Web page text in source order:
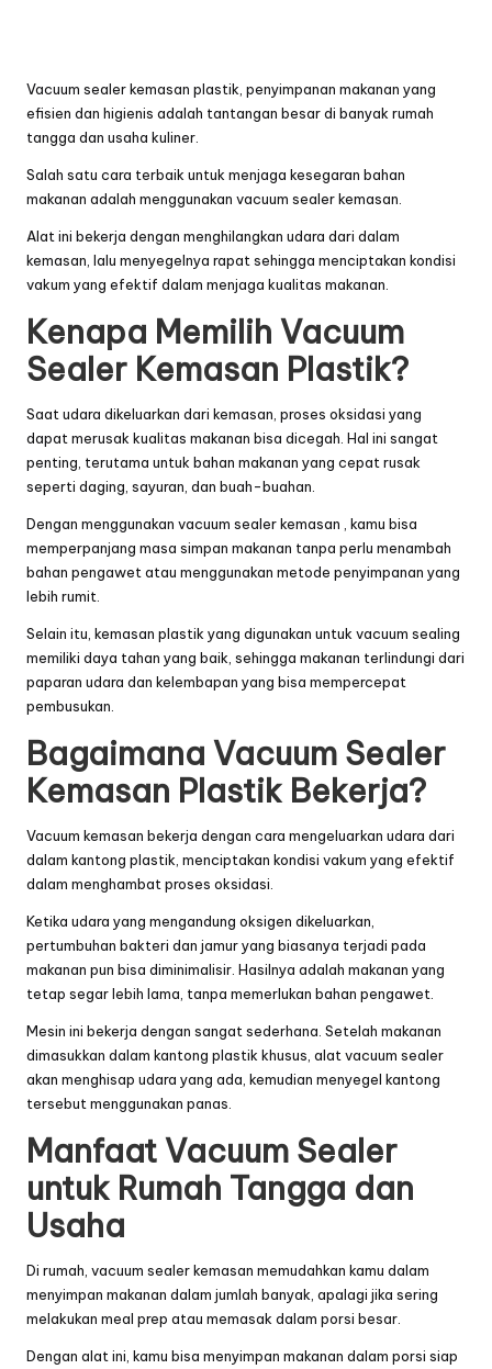
Vacuum sealer kemasan plastik, penyimpanan makanan yang
efisien dan higienis adalah tantangan besar di banyak rumah
tangga dan usaha kuliner.
Salah satu cara terbaik untuk menjaga kesegaran bahan
makanan adalah menggunakan vacuum sealerkemasan.
Alat ini bekerja dengan menghilangkan udara dari dalam
kemasan, lalu menyegelnya rapat sehingga menciptakan kondisi
vakum yang efektif dalam menjaga kualitas makanan.
Kenapa Memilih Vacuum
Sealer Kemasan Plastik?
Saat udara dikeluarkan dari kemasan, proses oksidasi yang
dapat merusak kualitas makanan bisa dicegah. Hal ini sangat
penting, terutama untuk bahan makanan yang cepat rusak
seperti daging, sayuran, dan buah-buahan.
Dengan menggunakan vacuum sealer kemasan , kamu bisa
memperpanjang masa simpan makanan tanpa perlu menambah
bahan pengawet atau menggunakan metode penyimpanan yang
lebih rumit.
Selain itu, kemasan plastik yang digunakan untuk vacuum sealing
memiliki daya tahan yang baik, sehingga makanan terlindungi dari
paparan udara dan kelembapan yang bisa mempercepat
pembusukan.
Bagaimana Vacuum Sealer
Kemasan Plastik Bekerja?
Vacuum kemasan bekerja dengan cara mengeluarkan udara dari
dalam kantong plastik, menciptakan kondisi vakum yang efektif
dalam menghambat proses oksidasi.
Ketika udara yang mengandung oksigen dikeluarkan,
pertumbuhan bakteri dan jamur yang biasanya terjadi pada
makanan pun bisa diminimalisir. Hasilnya adalah makanan yang
tetap segar lebih lama, tanpa memerlukan bahan pengawet.
Mesin ini bekerja dengan sangat sederhana. Setelah makanan
dimasukkan dalam kantong plastik khusus, alat vacuum sealer
akan menghisap udara yang ada, kemudian menyegel kantong
tersebut menggunakan panas.
Manfaat Vacuum Sealer
untuk Rumah Tangga dan
Usaha
Di rumah, vacuum sealer kemasan memudahkan kamu dalam
menyimpan makanan dalam jumlah banyak, apalagi jika sering
melakukan meal prep atau memasak dalam porsi besar.
Dengan alat ini, kamu bisa menyimpan makanan dalam porsi siap